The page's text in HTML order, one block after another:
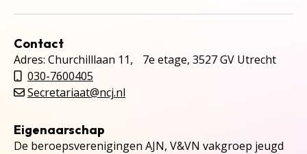
Contact
Adres: Churchilllaan 11, 7e etage, 3527 GV Utrecht
030-7600405
Secretariaat@ncj.nl
Eigenaarschap
De beroepsverenigingen AJN, V&VN vakgroep jeugd